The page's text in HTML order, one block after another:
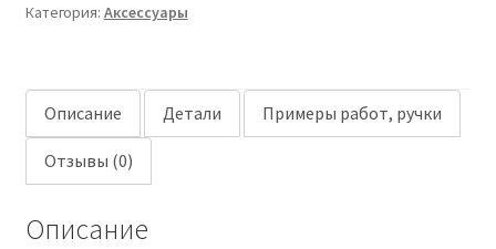
Категория: Аксессуары
Описание Детали Примеры работ, ручки
Отзывы (0)
Описание